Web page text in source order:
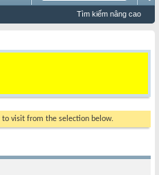
Tìm kiếm nâng cao
to visit from the selection below.